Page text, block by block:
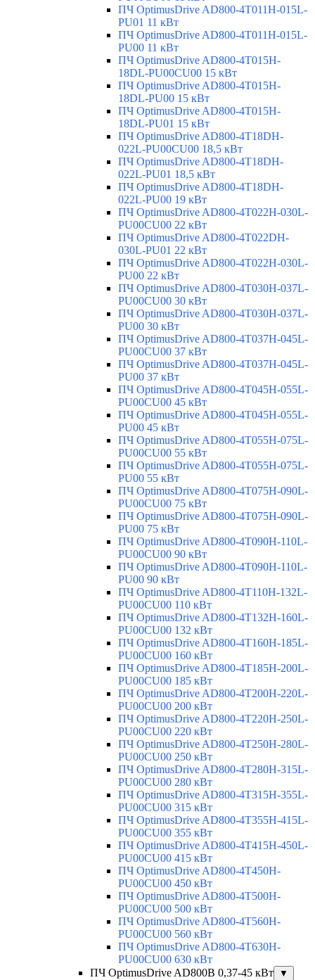
ПЧ OptimusDrive AD800-4T011H-015L-
PU01 11 кВт
ПЧ OptimusDrive AD800-4T011H-015L-
PU00 11 кВт
ПЧ OptimusDrive AD800-4T015H-
18DL-PU00CU00 15 кВт
ПЧ OptimusDrive AD800-4T015H-
18DL-PU00 15 кВт
ПЧ OptimusDrive AD800-4T015H-
18DL-PU01 15 кВт
ПЧ OptimusDrive AD800-4T18DH-
022L-PU00CU00 18,5 кВт
ПЧ OptimusDrive AD800-4T18DH-
022L-PU01 18,5 кВт
ПЧ OptimusDrive AD800-4T18DH-
022L-PU00 19 кВт
ПЧ OptimusDrive AD800-4T022H-030L-
PU00CU00 22 кВт
ПЧ OptimusDrive AD800-4T022DH-
030L-PU01 22 кВт
ПЧ OptimusDrive AD800-4T022H-030L-
PU00 22 кВт
ПЧ OptimusDrive AD800-4T030H-037L-
PU00CU00 30 кВт
ПЧ OptimusDrive AD800-4T030H-037L-
PU00 30 кВт
ПЧ OptimusDrive AD800-4T037H-045L-
PU00CU00 37 кВт
ПЧ OptimusDrive AD800-4T037H-045L-
PU00 37 кВт
ПЧ OptimusDrive AD800-4T045H-055L-
PU00CU00 45 кВт
ПЧ OptimusDrive AD800-4T045H-055L-
PU00 45 кВт
ПЧ OptimusDrive AD800-4T055H-075L-
PU00CU00 55 кВт
ПЧ OptimusDrive AD800-4T055H-075L-
PU00 55 кВт
ПЧ OptimusDrive AD800-4T075H-090L-
PU00CU00 75 кВт
ПЧ OptimusDrive AD800-4T075H-090L-
PU00 75 кВт
ПЧ OptimusDrive AD800-4T090H-110L-
PU00CU00 90 кВт
ПЧ OptimusDrive AD800-4T090H-110L-
PU00 90 кВт
ПЧ OptimusDrive AD800-4T110H-132L-
PU00CU00 110 кВт
ПЧ OptimusDrive AD800-4T132H-160L-
PU00CU00 132 кВт
ПЧ OptimusDrive AD800-4T160H-185L-
PU00CU00 160 кВт
ПЧ OptimusDrive AD800-4T185H-200L-
PU00CU00 185 кВт
ПЧ OptimusDrive AD800-4T200H-220L-
PU00CU00 200 кВт
ПЧ OptimusDrive AD800-4T220H-250L-
PU00CU00 220 кВт
ПЧ OptimusDrive AD800-4T250H-280L-
PU00CU00 250 кВт
ПЧ OptimusDrive AD800-4T280H-315L-
PU00CU00 280 кВт
ПЧ OptimusDrive AD800-4T315H-355L-
PU00CU00 315 кВт
ПЧ OptimusDrive AD800-4T355H-415L-
PU00CU00 355 кВт
ПЧ OptimusDrive AD800-4T415H-450L-
PU00CU00 415 кВт
ПЧ OptimusDrive AD800-4T450H-
PU00CU00 450 кВт
ПЧ OptimusDrive AD800-4T500H-
PU00CU00 500 кВт
ПЧ OptimusDrive AD800-4T560H-
PU00CU00 560 кВт
ПЧ OptimusDrive AD800-4T630H-
PU00CU00 630 кВт
ПЧ OptimusDrive AD800B 0,37-45 кВт
▼